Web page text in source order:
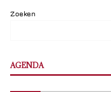
Zoeken
AGENDA